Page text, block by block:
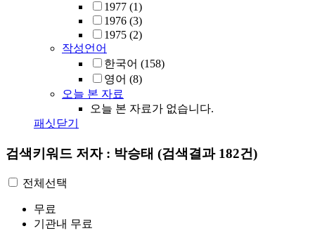
1977 (1)
1976 (3)
1975 (2)
작성언어
한국어 (158)
영어 (8)
오늘 본 자료
오늘 본 자료가 없습니다.
패싯닫기
검색키워드 저자 : 박승태 (검색결과 182건)
전체선택
무료
기관내 무료